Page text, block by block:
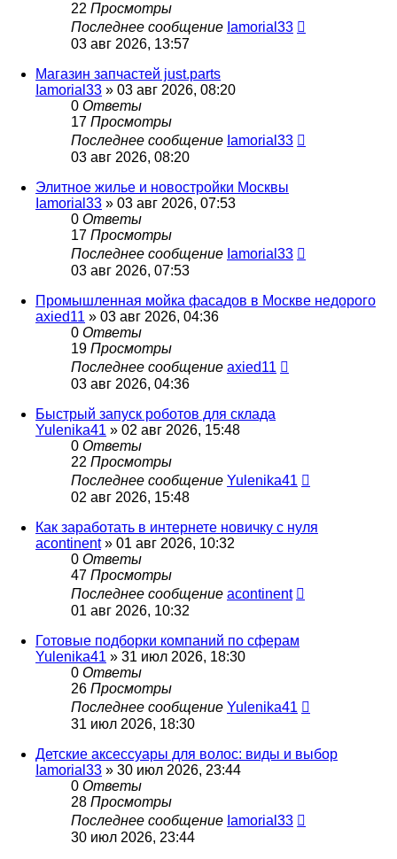
22 Просмотры
Последнее сообщение Iamorial33
03 авг 2026, 13:57
Магазин запчастей just.parts
Iamorial33 » 03 авг 2026, 08:20
0 Ответы
17 Просмотры
Последнее сообщение Iamorial33
03 авг 2026, 08:20
Элитное жилье и новостройки Москвы
Iamorial33 » 03 авг 2026, 07:53
0 Ответы
17 Просмотры
Последнее сообщение Iamorial33
03 авг 2026, 07:53
Промышленная мойка фасадов в Москве недорого
axied11 » 03 авг 2026, 04:36
0 Ответы
19 Просмотры
Последнее сообщение axied11
03 авг 2026, 04:36
Быстрый запуск роботов для склада
Yulenika41 » 02 авг 2026, 15:48
0 Ответы
22 Просмотры
Последнее сообщение Yulenika41
02 авг 2026, 15:48
Как заработать в интернете новичку с нуля
acontinent» 01 авг 2026, 10:32
0 Ответы
47 Просмотры
Последнее сообщение acontinent
01 авг 2026, 10:32
Готовые подборки компаний по сферам
Yulenika41 » 31 июл 2026, 18:30
0 Ответы
26 Просмотры
Последнее сообщение Yulenika41
31 июл 2026, 18:30
Детские аксессуары для волос: виды и выбор
Iamorial33 » 30 июл 2026, 23:44
0 Ответы
28 Просмотры
Последнее сообщение Iamorial33
30 июл 2026, 23:44